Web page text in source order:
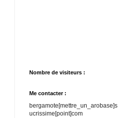
Nombre de visiteurs :
Me contacter :
bergamote[mettre_un_arobase]s
ucrissime[point]com